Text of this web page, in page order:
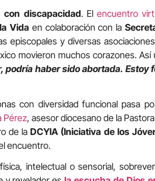
discapacidad. El encuentro
Vidaen colaboración con la
episcopales y diversas
movieron muchos corazones. Así
podría haber sido abortada. Estoy
con diversidad funcional pasa
Pérez, asesor diocesano de la
de laDCYIA (Iniciativa de los
encuentro.
intelectual o sensorial,